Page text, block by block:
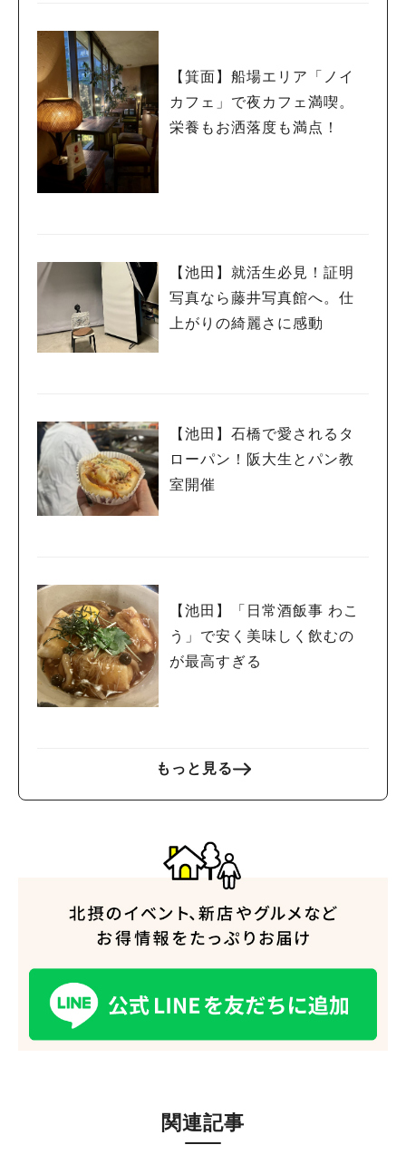
【箕面】船場エリア「ノイ
カフェ」で夜カフェ満喫。
栄養もお洒落度も満点！
【池田】就活生必見！証明
写真なら藤井写真館へ。仕
上がりの綺麗さに感動
【池田】石橋で愛されるタ
ローパン！阪大生とパン教
室開催
【池田】「日常酒飯事 わこ
う」で安く美味しく飲むの
が最高すぎる
もっと見る
関連記事
#自然とふれあう#ランチ#カフェ
#教えたい／教えて投稿記事